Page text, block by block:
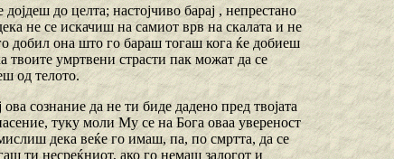
до целта; настојчиво барај , непрестано
не се искачиш на самиот врв на скалата и не
добил она што го бараш тогаш кога ќе добиеш
твоите умртвени страсти пак можат да се
од телото.
сознание да не ти биде дадено пред твојата
туку моли Му се на Бога оваа увереност
дека веќе го имаш, па, по смртта, да се
ти несреќниот, ако го немаш залогот и